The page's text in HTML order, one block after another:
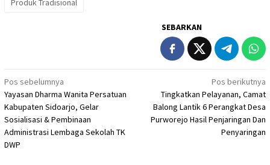
Produk Tradisional
SEBARKAN
Navigasi
pos
Pos sebelumnya
Yayasan Dharma Wanita Persatuan
Kabupaten Sidoarjo, Gelar
Sosialisasi & Pembinaan
Administrasi Lembaga Sekolah TK
DWP
Pos berikutnya
Tingkatkan Pelayanan, Camat
Balong Lantik 6 Perangkat Desa
Purworejo Hasil Penjaringan Dan
Penyaringan